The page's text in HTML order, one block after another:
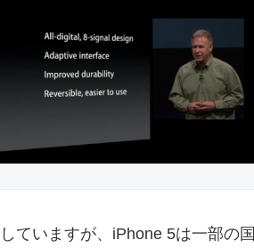
していますが、iPhone 5は一部の国